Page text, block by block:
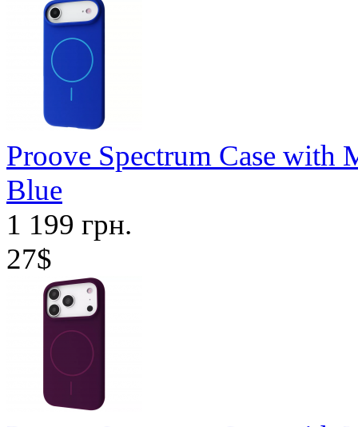
Proove Spectrum Case with
Blue
1 199 грн.
27$